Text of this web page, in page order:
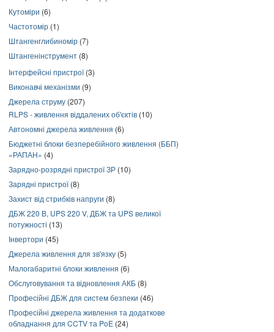
Кутоміри (6)
Частотомір (1)
Штангенглибиномір (7)
Штангенінструмент (8)
Інтерфейсні пристрої(3)
Виконавчі механізми (9)
Джерела струму (207)
RLPS - живлення віддалених об'єктів (10)
Автономні джерела живлення (6)
Бюджетні блоки безперебійного живлення (ББП)
«РАПАН» (4)
Зарядно-розрядні пристрої ЗР (10)
Зарядні пристрої(8)
Захист від стрибків напруги (8)
ДБЖ 220 В, UPS 220 V, ДБЖ та UPS великої
потужності (13)
Інвертори (45)
Джерела живлення для зв'язку (5)
Малогабаритні блоки живлення (6)
Обслуговування та відновлення АКБ (8)
Професійні ДБЖ для систем безпеки (46)
Професійні джерела живлення та додаткове
обладнання для CCTV та PoE (24)